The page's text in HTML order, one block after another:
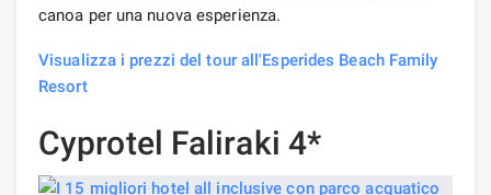
canoa per una nuova esperienza.
Visualizza i prezzi del tour all'Esperides Beach Family
Resort
Cyprotel Faliraki 4*